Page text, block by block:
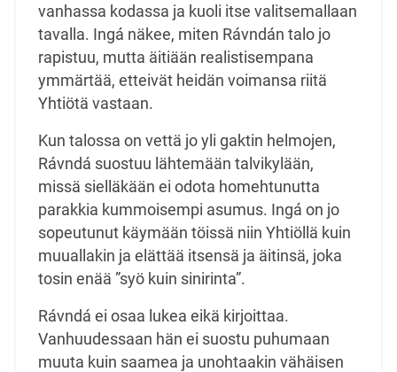
vanhassa kodassa ja kuoli itse valitsemallaan
tavalla. Ingá näkee, miten Rávndán talo jo
rapistuu, mutta äitiään realistisempana
ymmärtää, etteivät heidän voimansa riitä
Yhtiötä vastaan.
Kun talossa on vettä jo yli gaktin helmojen,
Rávndá suostuu lähtemään talvikylään,
missä sielläkään ei odota homehtunutta
parakkia kummoisempi asumus. Ingá on jo
sopeutunut käymään töissä niin Yhtiöllä kuin
muuallakin ja elättää itsensä ja äitinsä, joka
tosin enää ”syö kuin sinirinta”.
Rávndá ei osaa lukea eikä kirjoittaa.
Vanhuudessaan hän ei suostu puhumaan
muuta kuin saamea ja unohtaakin vähäisen